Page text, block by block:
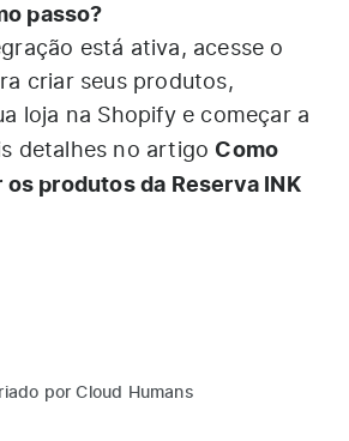
passo?
está ativa, acesse o
criar seus produtos,
loja na Shopify e começar a
detalhes no artigo Como
produtos da Reserva INK
porCloud Humans